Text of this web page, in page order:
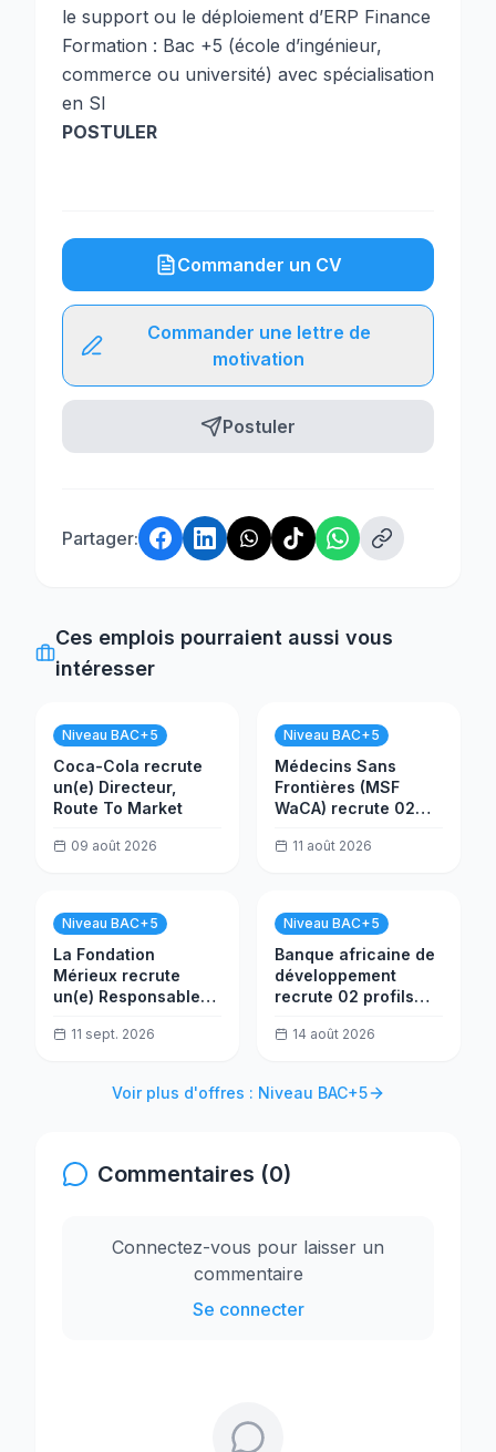
le support ou le déploiement d’ERP Finance
Formation : Bac +5 (école d’ingénieur,
commerce ou université) avec spécialisation
en SI
POSTULER
Commander un CV
Commander une lettre de
motivation
Postuler
Partager:
Ces emplois pourraient aussi vous
intéresser
Niveau BAC+5
Coca-Cola recrute
un(e) Directeur,
Route To Market
09 août 2026
Niveau BAC+5
Médecins Sans
Frontières (MSF
WaCA) recrute 02
11 août 2026
Niveau BAC+5
La Fondation
Mérieux recrute
un(e) Responsable
PROALAB
11 sept. 2026
Niveau BAC+5
Banque africaine de
développement
recrute 02 profils
IA et Développeur de
14 août 2026
Voir plus d'offres : Niveau BAC+5
Commentaires (0)
Connectez-vous pour laisser un
commentaire
Se connecter